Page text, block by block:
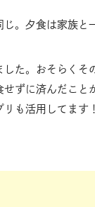
。夕食は家族と
した。おそらくそ
ずに済んだこと
リも活用してま